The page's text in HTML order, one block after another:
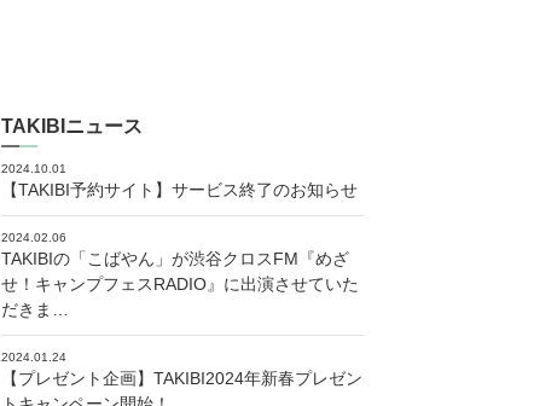
TAKIBIニュース
2024.10.01
【TAKIBI予約サイト】サービス終了のお知らせ
2024.02.06
TAKIBIの「こばやん」が渋谷クロスFM『めざ
せ！キャンプフェスRADIO』に出演させていた
だきま…
2024.01.24
【プレゼント企画】TAKIBI2024年新春プレゼン